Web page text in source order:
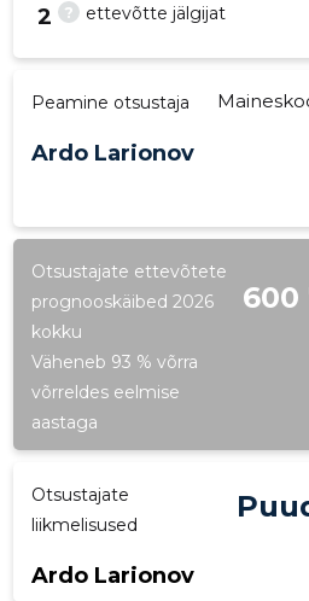
? ettevõtte jälgijat
2
Peamine otsustaja
Ardo Larionov
Otsustajate ettevõtete
prognooskäibed 2026
kokku
600
Väheneb 93 % võrra
võrreldes eelmise
aastaga
Otsustajate
liikmelisused
Ardo Larionov